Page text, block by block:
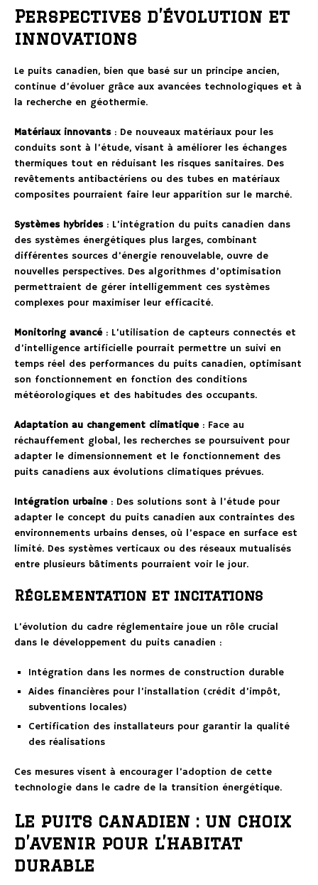
Perspectives d’évolution et
innovations
Le puits canadien, bien que basé sur un principe ancien,
continue d’évoluer grâce aux avancées technologiques et à
la recherche en géothermie.
Matériaux innovants: De nouveaux matériaux pour les
conduits sont à l’étude, visant à améliorer les échanges
thermiques tout en réduisant les risques sanitaires. Des
revêtements antibactériens ou des tubes en matériaux
composites pourraient faire leur apparition sur le marché.
Systèmes hybrides: L’intégration du puits canadien dans
des systèmes énergétiques plus larges, combinant
différentes sources d’énergie renouvelable, ouvre de
nouvelles perspectives. Des algorithmes d’optimisation
permettraient de gérer intelligemment ces systèmes
complexes pour maximiser leur efficacité.
Monitoring avancé: L’utilisation de capteurs connectés et
d’intelligence artificielle pourrait permettre un suivi en
temps réel des performances du puits canadien, optimisant
son fonctionnement en fonction des conditions
météorologiques et des habitudes des occupants.
Adaptation au changement climatique: Face au
réchauffement global, les recherches se poursuivent pour
adapter le dimensionnement et le fonctionnement des
puits canadiens aux évolutions climatiques prévues.
Intégration urbaine: Des solutions sont à l’étude pour
adapter le concept du puits canadien aux contraintes des
environnements urbains denses, où l’espace en surface est
limité. Des systèmes verticaux ou des réseaux mutualisés
entre plusieurs bâtiments pourraient voir le jour.
Réglementation et incitations
L’évolution du cadre réglementaire joue un rôle crucial
dans le développement du puits canadien :
Intégration dans les normes de construction durable
Aides financières pour l’installation (crédit d’impôt,
subventions locales)
Certification des installateurs pour garantir la qualité
des réalisations
Ces mesures visent à encourager l’adoption de cette
technologie dans le cadre de la transition énergétique.
Le puits canadien : un choix
d’avenir pour l’habitat
durable